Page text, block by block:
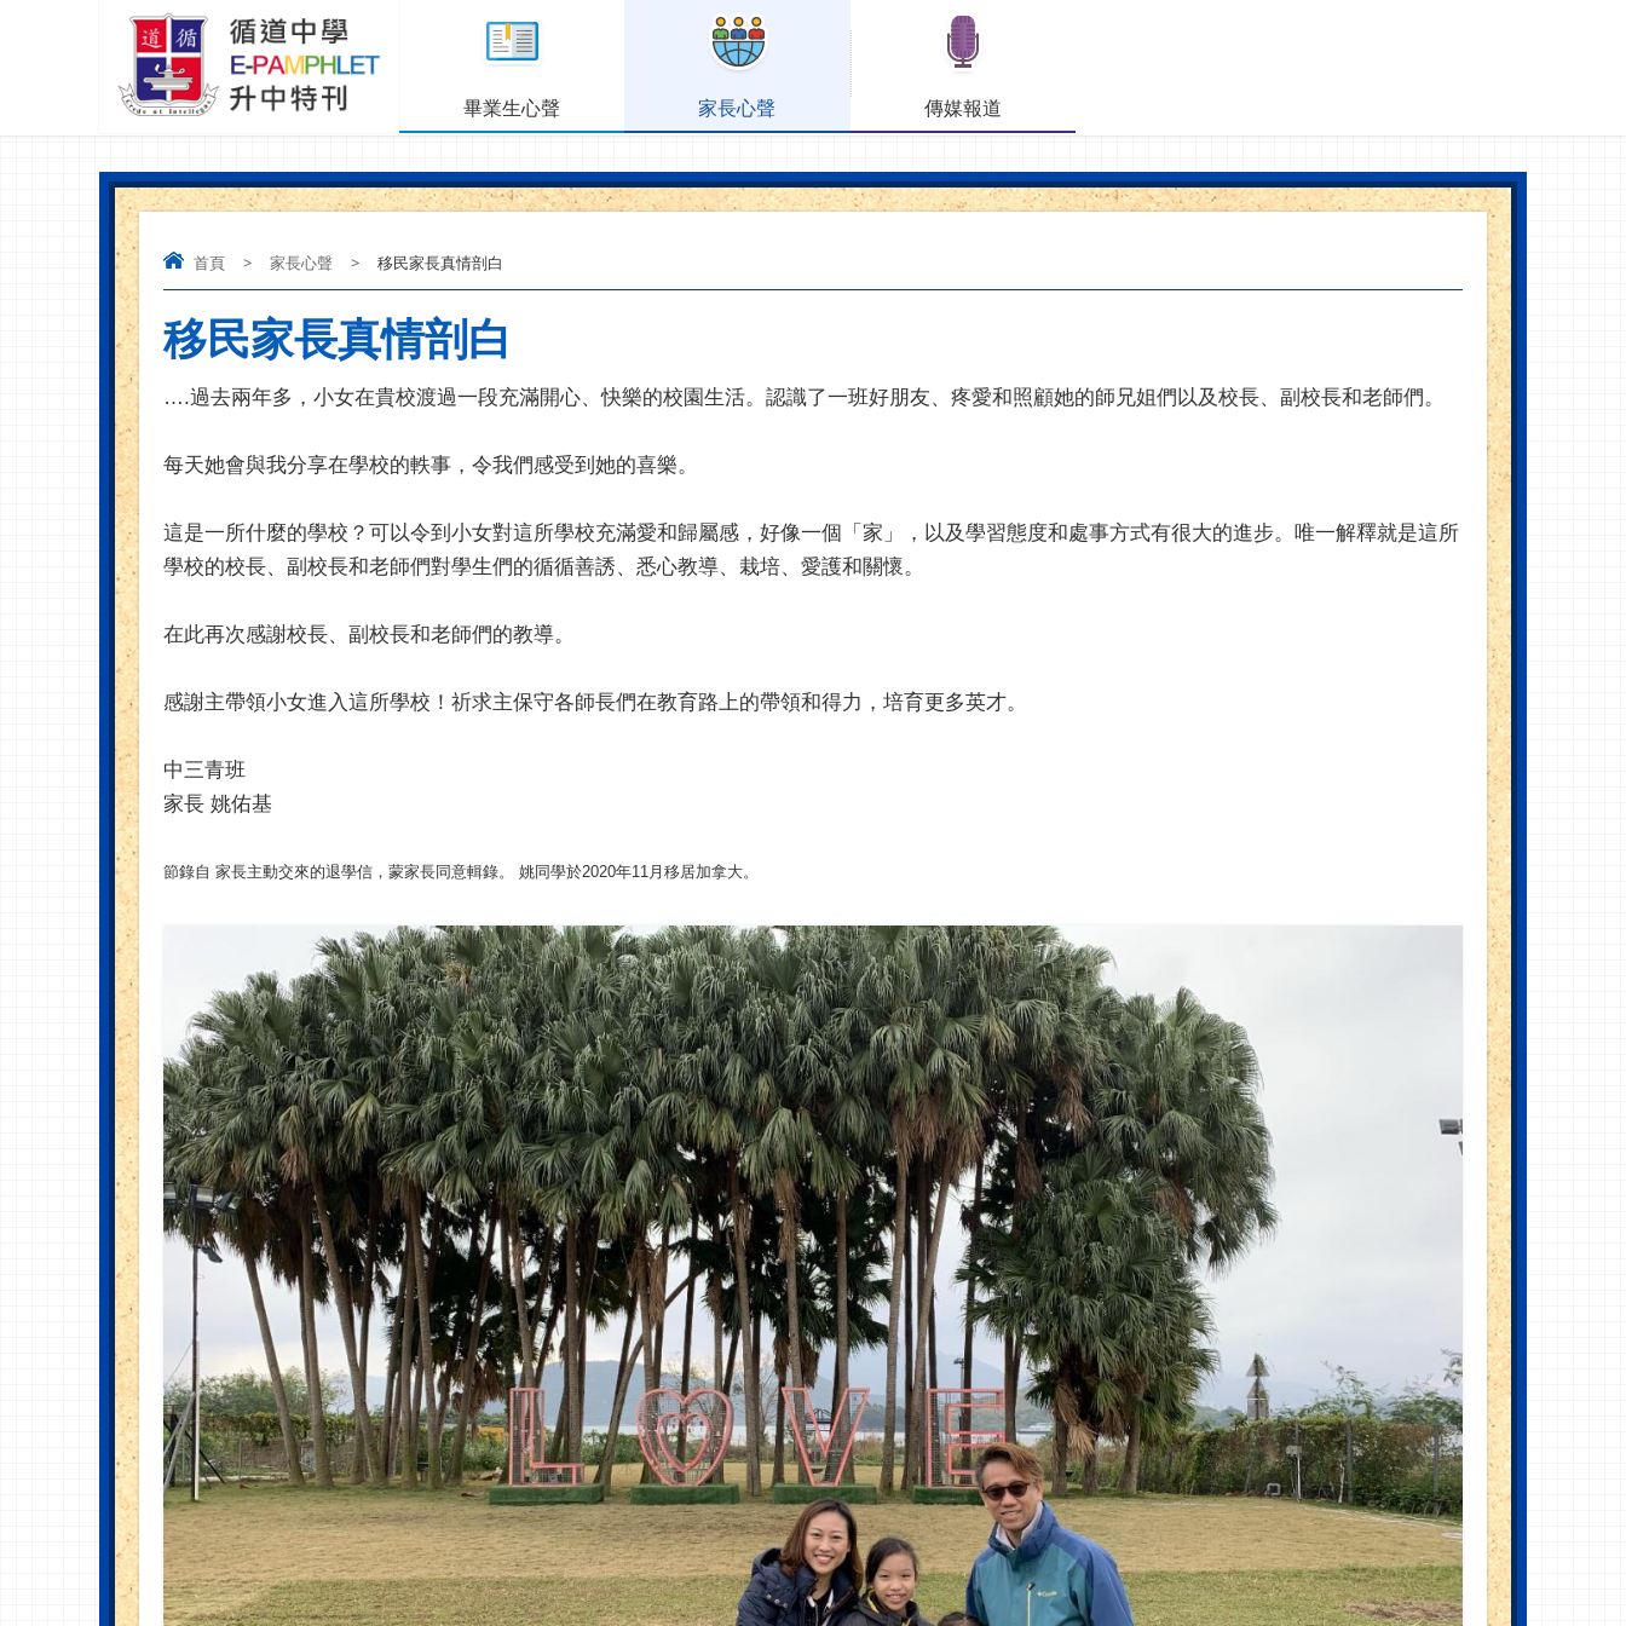
畢業生心聲 家長心聲 傳媒報道
首頁 > 家長心聲 > 移民家長真情剖白
移民家長真情剖白
….過去兩年多，小女在貴校渡過一段充滿開心、快樂的校園生活。認識了一班好朋友、疼愛和照顧她的師兄姐們以及校長、副校長和老師們。
每天她會與我分享在學校的軼事，令我們感受到她的喜樂。
這是一所什麼的學校？可以令到小女對這所學校充滿愛和歸屬感，好像一個「家」，以及學習態度和處事方式有很大的進步。唯一解釋就是這所
學校的校長、副校長和老師們對學生們的循循善誘、悉心教導、栽培、愛護和關懷。
在此再次感謝校長、副校長和老師們的教導。
感謝主帶領小女進入這所學校！祈求主保守各師長們在教育路上的帶領和得力，培育更多英才。
中三青班
家長 姚佑基
節錄自 家長主動交來的退學信，蒙家長同意輯錄。 姚同學於2020年11月移居加拿大。